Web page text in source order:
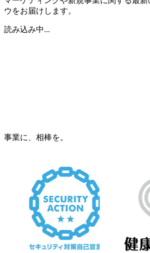
ウをお届けします。
読み込み中...
事業に、相棒を。